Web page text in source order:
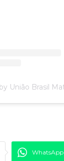
WhatsApp